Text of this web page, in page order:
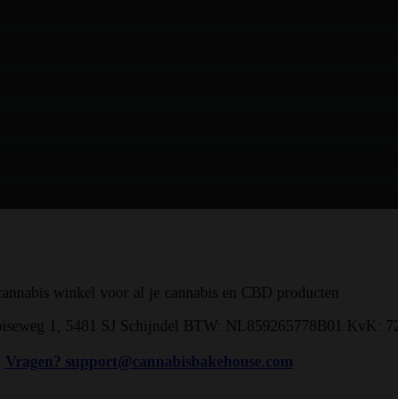
winkel voor al je cannabis en CBD producten
1, 5481 SJ Schijndel BTW: NL859265778B01 KvK:
Vragen? support@cannabisbakehouse.com